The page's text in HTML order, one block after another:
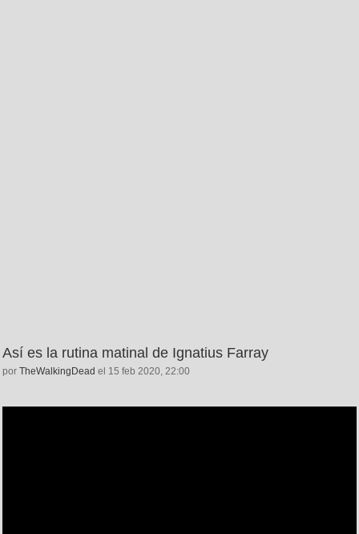
Así es la rutina matinal de Ignatius Farray
por TheWalkingDead el 15 feb 2020, 22:00